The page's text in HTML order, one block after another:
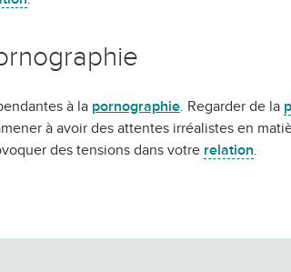
à la pornographie. Regarder de la
à avoir des attentes irréalistes en
des tensions dans votre relation.